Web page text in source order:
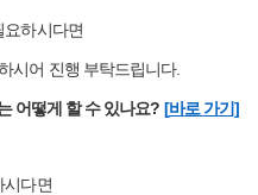
요하시다면
시어 진행 부탁드립니다.
어떻게 할 수 있나요? [바로 가기]
시다면